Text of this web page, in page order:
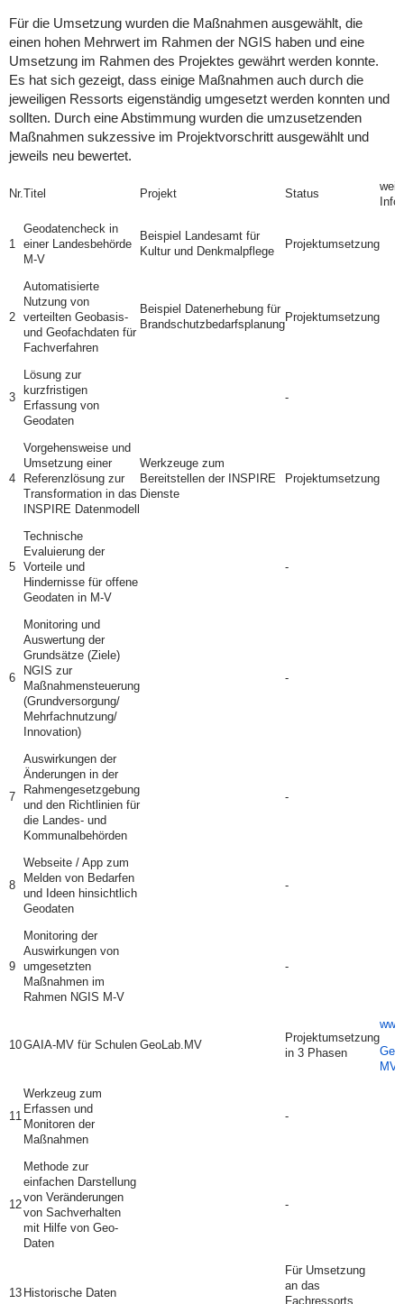
Für die Umsetzung wurden die Maßnahmen ausgewählt, die
einen hohen Mehrwert im Rahmen der NGIS haben und eine
Umsetzung im Rahmen des Projektes gewährt werden konnte.
Es hat sich gezeigt, dass einige Maßnahmen auch durch die
jeweiligen Ressorts eigenständig umgesetzt werden konnten und
sollten. Durch eine Abstimmung wurden die umzusetzenden
Maßnahmen sukzessive im Projektvorschritt ausgewählt und
jeweils neu bewertet.
Nr.Titel Projekt Status
1
Geodatencheck in
einer Landesbehörde
M-V
Beispiel Landesamt für
Kultur und Denkmalpflege
Projektumsetzung
2
Automatisierte
Nutzung von
verteilten Geobasis-
und Geofachdaten für
Fachverfahren
Beispiel Datenerhebung für
Brandschutzbedarfsplanung
Projektumsetzung
3
Lösung zur
kurzfristigen
Erfassung von
Geodaten
-
4
Vorgehensweise und
Umsetzung einer
Referenzlösung zur
Transformation in das
INSPIRE Datenmodell
Werkzeuge zum
Bereitstellen der INSPIRE
Dienste
Projektumsetzung
5
Technische
Evaluierung der
Vorteile und
Hindernisse für offene
Geodaten in M-V
-
6
Monitoring und
Auswertung der
Grundsätze (Ziele)
NGIS zur
Maßnahmensteuerung
(Grundversorgung/
Mehrfachnutzung/
Innovation)
-
7
Auswirkungen der
Änderungen in der
Rahmengesetzgebung
und den Richtlinien für
die Landes- und
Kommunalbehörden
-
8
Webseite / App zum
Melden von Bedarfen
und Ideen hinsichtlich
Geodaten
-
9
Monitoring der
Auswirkungen von
umgesetzten
Maßnahmen im
Rahmen NGIS M-V
-
10GAIA-MV für Schulen GeoLab.MV
Projektumsetzung
in 3 Phasen
MV
11
Werkzeug zum
Erfassen und
Monitoren der
Maßnahmen
-
12
Methode zur
einfachen Darstellung
von Veränderungen
von Sachverhalten
mit Hilfe von Geo-
Daten
-
13 Historische Daten
Für Umsetzung
an das
Fachressorts